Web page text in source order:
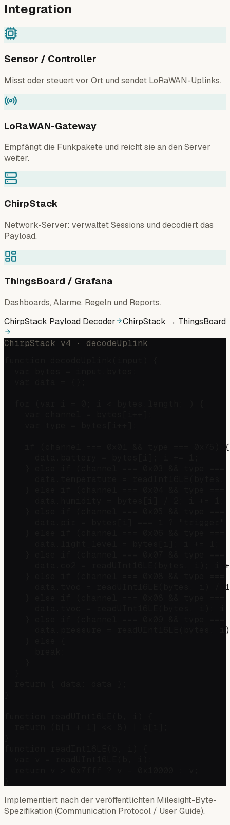
Integration
Sensor / Controller
Misst oder steuert vor Ort und sendet LoRaWAN-Uplinks.
LoRaWAN-Gateway
Empfängt die Funkpakete und reicht sie an den Server
weiter.
ChirpStack
Network-Server: verwaltet Sessions und decodiert das
Payload.
ThingsBoard / Grafana
Dashboards, Alarme, Regeln und Reports.
ChirpStack Payload Decoder
ChirpStack → ThingsBoard
ChirpStack v4 · decodeUplink
if (channel === 0x01 && type === 0x75)
data.co2 = readUInt16LE(bytes, i); i
data.tvoc = readUInt16LE(bytes, i) /
data.pressure = readUInt16LE(bytes,
Implementiert nach der veröffentlichten Milesight-Byte-
Spezifikation (Communication Protocol / User Guide).